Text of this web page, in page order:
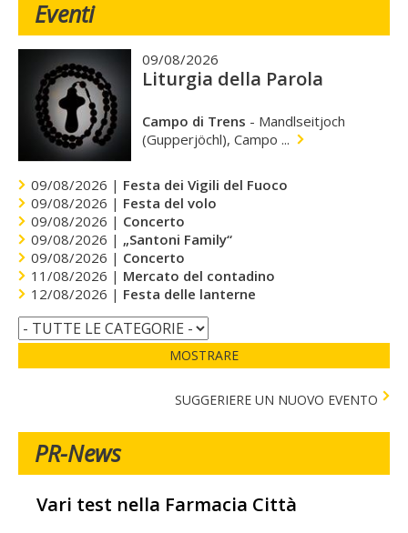
Eventi
09/08/2026
Liturgia della Parola
Campo di Trens - Mandlseitjoch
(Gupperjöchl), Campo ...
09/08/2026 | Festa dei Vigili del Fuoco
09/08/2026 | Festa del volo
09/08/2026 | Concerto
09/08/2026 | „Santoni Family“
09/08/2026 | Concerto
11/08/2026 | Mercato del contadino
12/08/2026 | Festa delle lanterne
MOSTRARE
SUGGERIERE UN NUOVO EVENTO
PR-News
Vari test nella Farmacia Città